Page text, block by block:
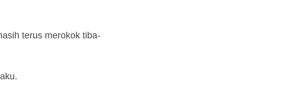
terus merokok tiba-